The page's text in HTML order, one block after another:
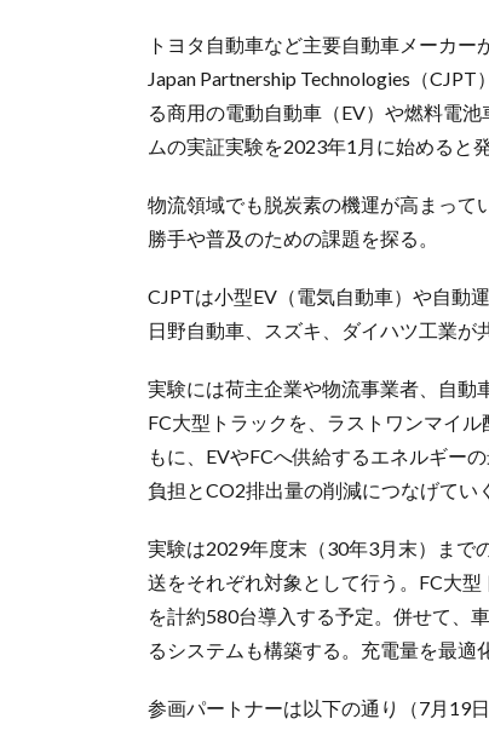
トヨタ自動車など主要自動車メーカ
Japan Partnership Technologies（
る商用の電動自動車（EV）や燃料電
ムの実証実験を2023年1月に始めると
物流領域でも脱炭素の機運が高まって
勝手や普及のための課題を探る。
CJPTは小型EV（電気自動車）や自動
日野自動車、スズキ、ダイハツ工業が
実験には荷主企業や物流事業者、自動
FC大型トラックを、ラストワンマイ
もに、EVやFCへ供給するエネルギー
負担とCO2排出量の削減につなげてい
実験は2029年度末（30年3月末）まで
送をそれぞれ対象として行う。FC大
を計約580台導入する予定。併せて、
るシステムも構築する。充電量を最適
参画パートナーは以下の通り（7月19日